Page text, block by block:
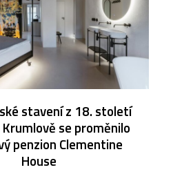
stavení z 18. století
se proměnilo
penzion Clementine
House